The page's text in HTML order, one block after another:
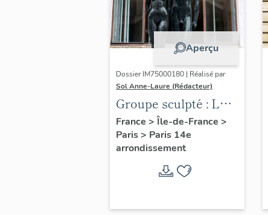
Aperçu
Dossier IM75000180 | Réalisé par
Sol Anne-Laure (Rédacteur)
Groupe sculpté : Les
Adolescents
France > Île-de-France >
Paris> Paris 14e
arrondissement